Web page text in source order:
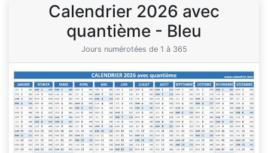
Calendrier 2026 avec
quantième - Bleu
Jours numérotées de 1 à 365